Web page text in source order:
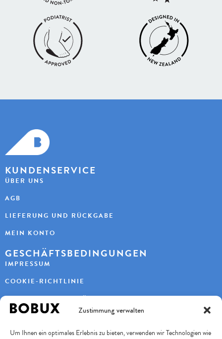
Zustimmung verwalten
Um Ihnen ein optimales Erlebnis zu bieten, verwenden wir Technologien wie
KUNDENSERVICE
ÜBER UNS
AGB
LIEFERUNG UND RÜCKGABE
MEIN KONTO
GESCHÄFTSBEDINGUNGEN
IMPRESSUM
COOKIE-RICHTLINIE
DATENSCHUTZERKLÄRUNG
KAYBEE AG